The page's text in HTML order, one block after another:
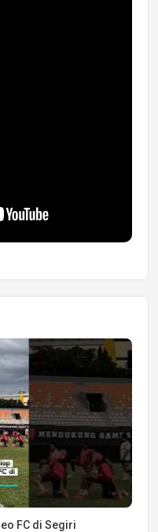
FC di Segiri